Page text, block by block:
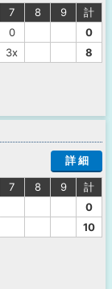
7 8 9
計
0
0
3x
8
詳 細
7 8 9
計
0
10